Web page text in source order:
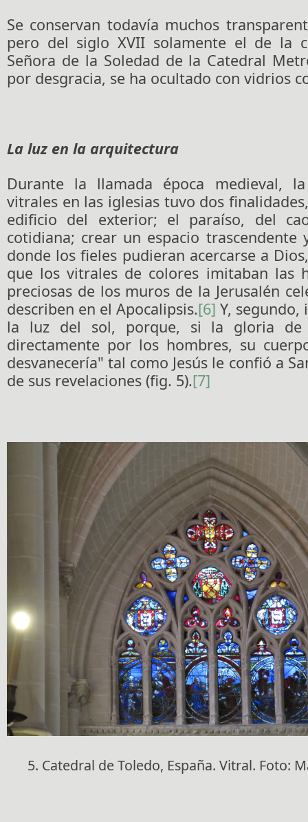
Se conservan todavía muchos
pero del siglo XVII solamente el de la
Señora de la Soledad de la Catedral
por desgracia, se ha ocultado con vidrios
La luz en la arquitectura
Durante la llamada época medieval,
vitrales en las iglesias tuvo dos
edificio del exterior; el paraíso, del
cotidiana; crear un espacio trascendente
donde los fieles pudieran acercarse a
que los vitrales de colores imitaban las
preciosas de los muros de la Jerusalén
describen en el Apocalipsis.[6] Y, segundo,
la luz del sol, porque, si la gloria de
directamente por los hombres, su
desvanecería" tal como Jesús le confió a
de sus revelaciones (fig. 5).[7]
5. Catedral de Toledo, España. Vitral. Foto: